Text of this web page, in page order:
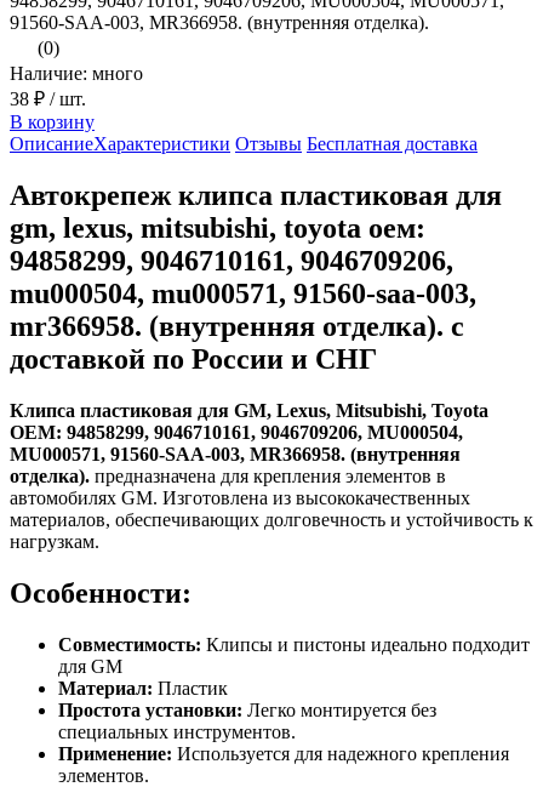
91560-SAA-003, MR366958. (внутренняя отделка).
(0)
Наличие: много
38 ₽ / шт.
В корзину
ОписаниеХарактеристики Отзывы Бесплатная доставка
Автокрепеж клипса пластиковая для
gm, lexus, mitsubishi, toyota оем:
94858299, 9046710161, 9046709206,
mu000504, mu000571, 91560-saa-003,
mr366958. (внутренняя отделка). с
доставкой по России и СНГ
Клипса пластиковая для GM, Lexus, Mitsubishi, Toyota
ОЕМ: 94858299, 9046710161, 9046709206, MU000504,
MU000571, 91560-SAA-003, MR366958. (внутренняя
отделка). предназначена для крепления элементов в
автомобилях GM. Изготовлена из высококачественных
материалов, обеспечивающих долговечность и устойчивость к
нагрузкам.
Особенности:
Совместимость: Клипсы и пистоны идеально подходит
для GM
Материал: Пластик
Простота установки: Легко монтируется без
специальных инструментов.
Применение: Используется для надежного крепления
элементов.